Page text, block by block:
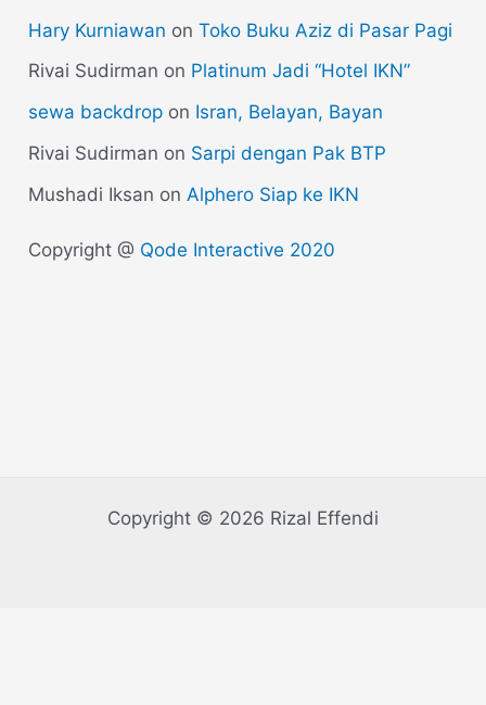
Hary Kurniawan onToko Buku Aziz di Pasar Pagi
Rivai Sudirman on Platinum Jadi “Hotel IKN”
sewa backdrop on Isran, Belayan, Bayan
Rivai Sudirman on Sarpi dengan Pak BTP
Mushadi Iksan on Alphero Siap ke IKN
Copyright @ Qode Interactive 2020
Copyright © 2026 Rizal Effendi